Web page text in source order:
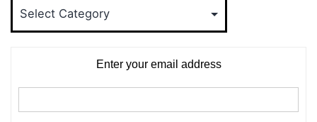
Enter your email address